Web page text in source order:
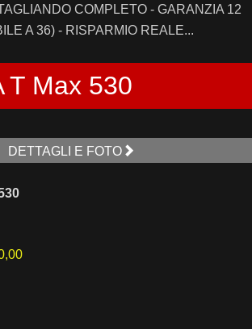
COMPLETO - GARANZIA 12
A 36) - RISPARMIO REALE...
T Max 530
DETTAGLI E FOTO